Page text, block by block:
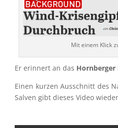
Mit einem Klick
Er erinnert an das Hornber­ger
Einen kurzen Ausschnitt des
Salven gibt dieses Video